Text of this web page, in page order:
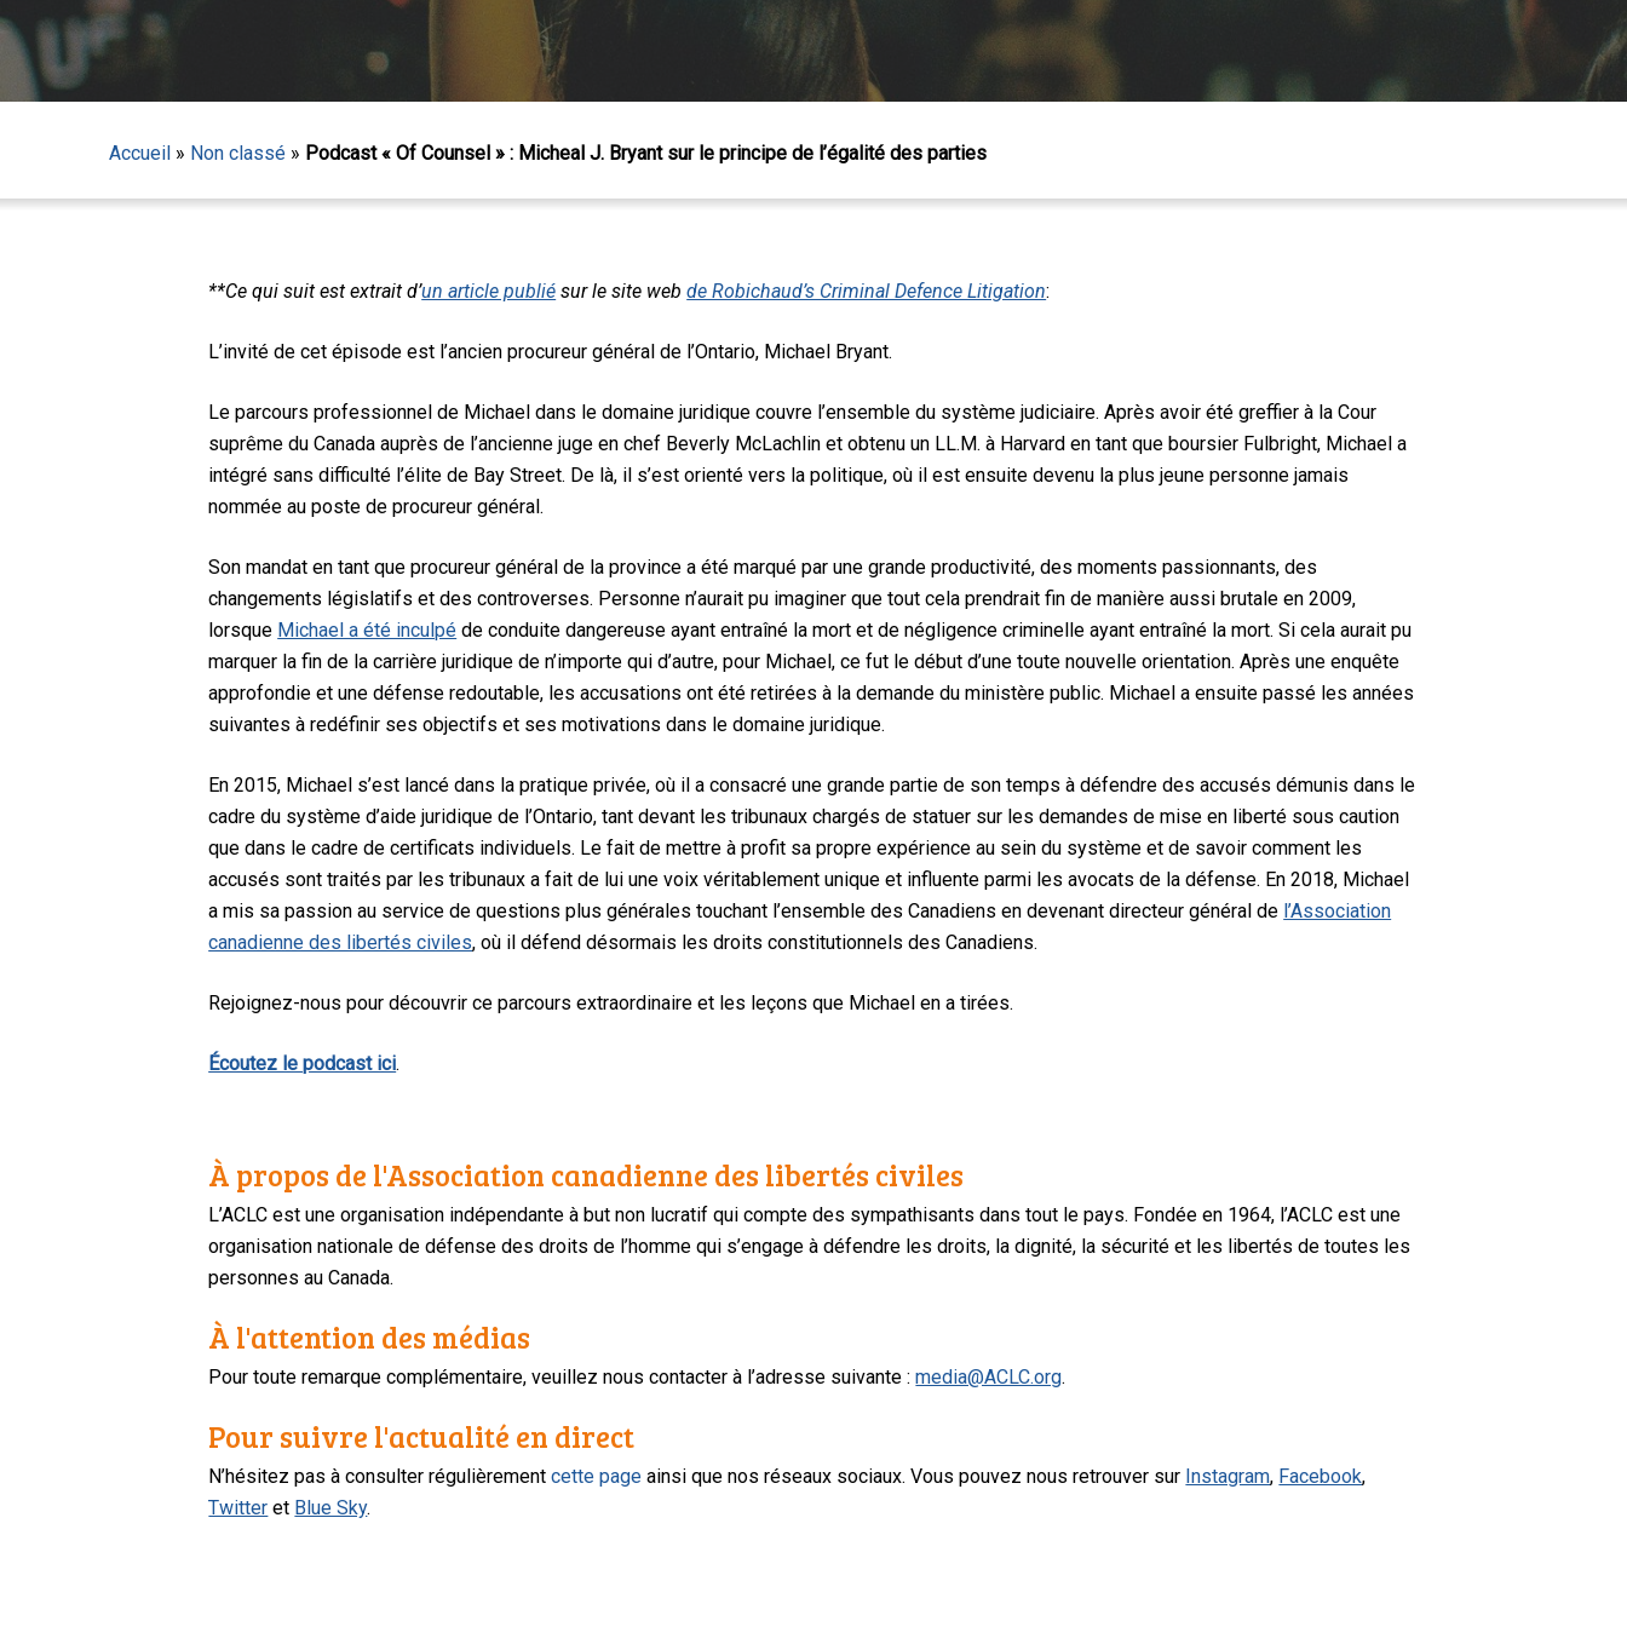
Appuyez sur Entrée pour lancer la recherche ou sur Échap pour fermer
Accueil » Non classé » Podcast « Of Counsel » : Micheal J. Bryant sur le principe de l’égalité des parties
**Ce qui suit est extrait d’un article publié sur le site webde Robichaud’s Criminal Defence Litigation:
L’invité de cet épisode est l’ancien procureur général de l’Ontario, Michael Bryant.
Le parcours professionnel de Michael dans le domaine juridique couvre l’ensemble du système judiciaire. Après avoir été greffier à la Cour
suprême du Canada auprès de l’ancienne juge en chef Beverly McLachlin et obtenu un LL.M. à Harvard en tant que boursier Fulbright, Michael a
intégré sans difficulté l’élite de Bay Street. De là, il s’est orienté vers la politique, où il est ensuite devenu la plus jeune personne jamais
nommée au poste de procureur général.
Son mandat en tant que procureur général de la province a été marqué par une grande productivité, des moments passionnants, des
changements législatifs et des controverses. Personne n’aurait pu imaginer que tout cela prendrait fin de manière aussi brutale en 2009,
lorsque Michael a été inculpé de conduite dangereuse ayant entraîné la mort et de négligence criminelle ayant entraîné la mort. Si cela aurait pu
marquer la fin de la carrière juridique de n’importe qui d’autre, pour Michael, ce fut le début d’une toute nouvelle orientation. Après une enquête
approfondie et une défense redoutable, les accusations ont été retirées à la demande du ministère public. Michael a ensuite passé les années
suivantes à redéfinir ses objectifs et ses motivations dans le domaine juridique.
En 2015, Michael s’est lancé dans la pratique privée, où il a consacré une grande partie de son temps à défendre des accusés démunis dans le
cadre du système d’aide juridique de l’Ontario, tant devant les tribunaux chargés de statuer sur les demandes de mise en liberté sous caution
que dans le cadre de certificats individuels. Le fait de mettre à profit sa propre expérience au sein du système et de savoir comment les
accusés sont traités par les tribunaux a fait de lui une voix véritablement unique et influente parmi les avocats de la défense. En 2018, Michael
a mis sa passion au service de questions plus générales touchant l’ensemble des Canadiens en devenant directeur général de l’Association
canadienne des libertés civiles, où il défend désormais les droits constitutionnels des Canadiens.
Rejoignez-nous pour découvrir ce parcours extraordinaire et les leçons que Michael en a tirées.
Écoutez le podcast ici.
À propos de l'Association canadienne des libertés civiles
L’ACLC est une organisation indépendante à but non lucratif qui compte des sympathisants dans tout le pays. Fondée en 1964, l’ACLC est une
organisation nationale de défense des droits de l’homme qui s’engage à défendre les droits, la dignité, la sécurité et les libertés de toutes les
personnes au Canada.
À l'attention des médias
Pour toute remarque complémentaire, veuillez nous contacter à l’adresse suivante :media@ACLC.org.
Pour suivre l'actualité en direct
N’hésitez pas à consulter régulièrementcette page ainsi que nos réseaux sociaux. Vous pouvez nous retrouver sur Instagram, Facebook,
Twitter et Blue Sky.